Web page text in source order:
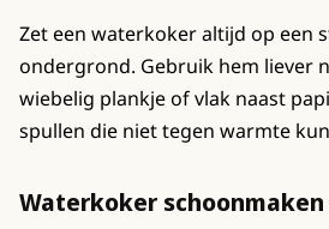
Zet een waterkoker altijd op een
ondergrond. Gebruik hem liever
wiebelig plankje of vlak naast
spullen die niet tegen warmte
Waterkoker